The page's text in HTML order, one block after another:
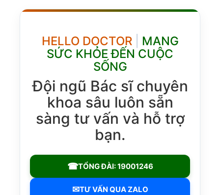
HELLO DOCTOR
MANG
SỨC KHỎE ĐẾN CUỘC
SỐNG
Đội ngũ Bác sĩ chuyên
khoa sâu luôn sẵn
sàng tư vấn và hỗ trợ
bạn.
☎TỔNG ĐÀI: 19001246
✉TƯ VẤN QUA ZALO